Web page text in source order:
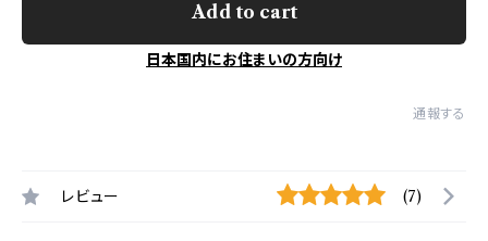
Add to cart
日本国内にお住まいの方向け
通報する
レビュー (7)